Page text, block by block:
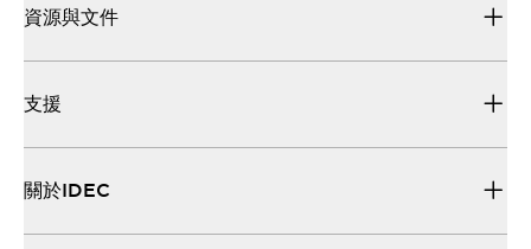
資源與文件
支援
關於IDEC